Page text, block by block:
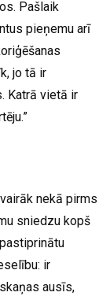
Pašlaik
pieņemu arī
jo tā ir
Katrā vietā ir
nekā pirms
sniedzu kopš
ir
ausīs,